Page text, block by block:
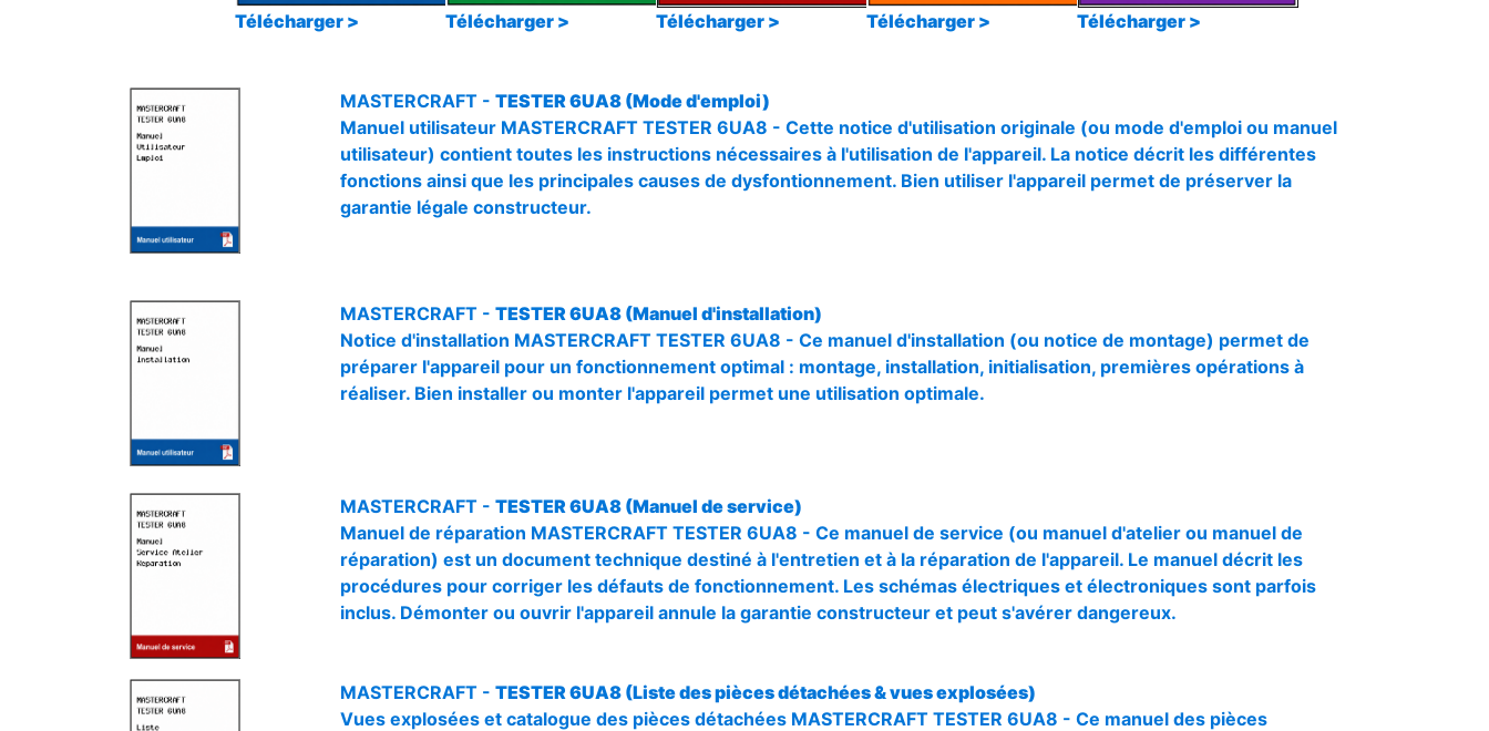
Télécharger > Télécharger > Télécharger > Télécharger > Télécharger >
MASTERCRAFT - TESTER 6UA8 (Mode d'emploi)
Manuel utilisateur MASTERCRAFT TESTER 6UA8 - Cette notice d'utilisation originale (ou mode d'emploi ou manuel
utilisateur) contient toutes les instructions nécessaires à l'utilisation de l'appareil. La notice décrit les différentes
fonctions ainsi que les principales causes de dysfontionnement. Bien utiliser l'appareil permet de préserver la
garantie légale constructeur.
MASTERCRAFT - TESTER 6UA8 (Manuel d'installation)
Notice d'installation MASTERCRAFT TESTER 6UA8 - Ce manuel d'installation (ou notice de montage) permet de
préparer l'appareil pour un fonctionnement optimal : montage, installation, initialisation, premières opérations à
réaliser. Bien installer ou monter l'appareil permet une utilisation optimale.
MASTERCRAFT - TESTER 6UA8 (Manuel de service)
Manuel de réparation MASTERCRAFT TESTER 6UA8 - Ce manuel de service (ou manuel d'atelier ou manuel de
réparation) est un document technique destiné à l'entretien et à la réparation de l'appareil. Le manuel décrit les
procédures pour corriger les défauts de fonctionnement. Les schémas électriques et électroniques sont parfois
inclus. Démonter ou ouvrir l'appareil annule la garantie constructeur et peut s'avérer dangereux.
MASTERCRAFT - TESTER 6UA8 (Liste des pièces détachées & vues explosées)
Vues explosées et catalogue des pièces détachées MASTERCRAFT TESTER 6UA8 - Ce manuel des pièces